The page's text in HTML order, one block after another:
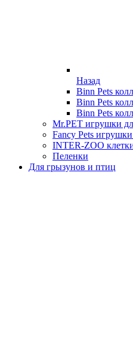
Назад
Binn Pets
Binn Pets
Binn Pets
Mr.PET игрушки
Fancy Pets
INTER-ZOO
Пеленки
Для грызунов и птиц